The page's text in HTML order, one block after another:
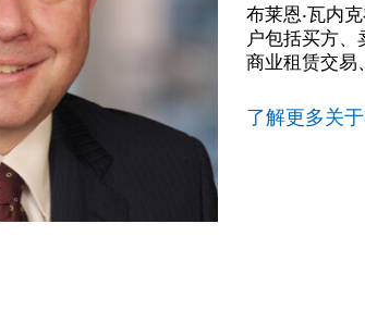
布莱恩·瓦内
户包括买方
商业租赁交易
了解更多关